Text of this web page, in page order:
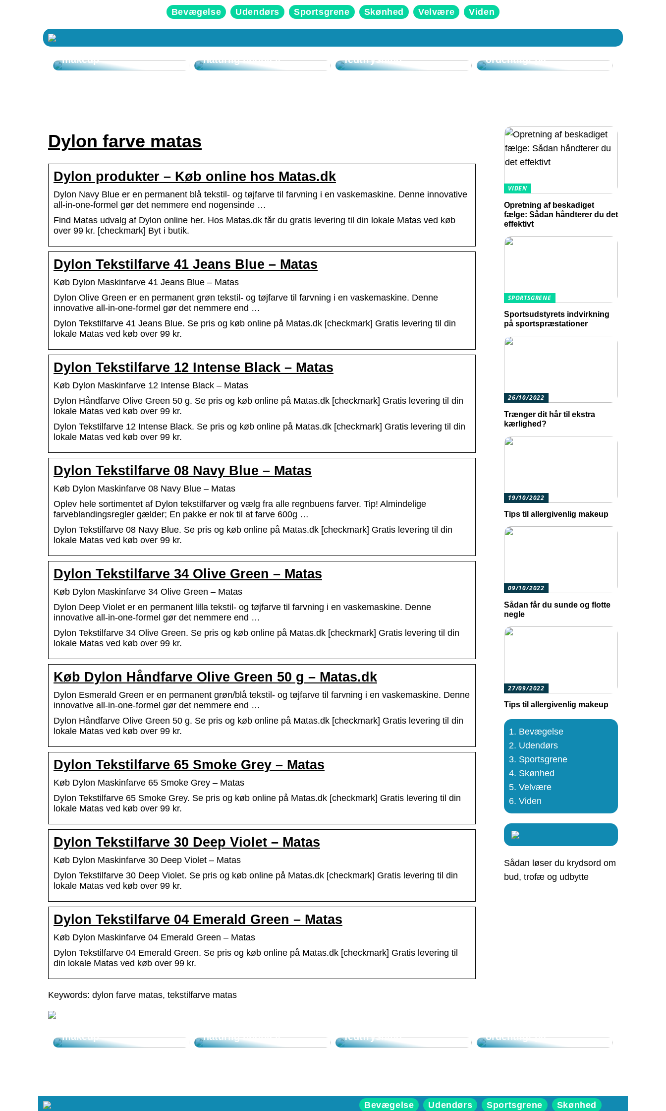
Bevægelse Udendørs Sportsgrene Skønhed Velvære Viden
Tips til allergivenlig
makeup
Få smuk hud med
naturlig hudpleje
Sådan fungerer en
fedtfrysning
Sådan klæder du dig
ordentligt på
Dylon farve matas
Dylon produkter – Køb online hos Matas.dk
Dylon Navy Blue er en permanent blå tekstil- og tøjfarve til farvning i en vaskemaskine. Denne innovative
all-in-one-formel gør det nemmere end nogensinde …
Find Matas udvalg af Dylon online her. Hos Matas.dk får du gratis levering til din lokale Matas ved køb
over 99 kr. [checkmark] Byt i butik.
Dylon Tekstilfarve 41 Jeans Blue – Matas
Køb Dylon Maskinfarve 41 Jeans Blue – Matas
Dylon Olive Green er en permanent grøn tekstil- og tøjfarve til farvning i en vaskemaskine. Denne
innovative all-in-one-formel gør det nemmere end …
Dylon Tekstilfarve 41 Jeans Blue. Se pris og køb online på Matas.dk [checkmark] Gratis levering til din
lokale Matas ved køb over 99 kr.
Dylon Tekstilfarve 12 Intense Black – Matas
Køb Dylon Maskinfarve 12 Intense Black – Matas
Dylon Håndfarve Olive Green 50 g. Se pris og køb online på Matas.dk [checkmark] Gratis levering til din
lokale Matas ved køb over 99 kr.
Dylon Tekstilfarve 12 Intense Black. Se pris og køb online på Matas.dk [checkmark] Gratis levering til din
lokale Matas ved køb over 99 kr.
Dylon Tekstilfarve 08 Navy Blue – Matas
Køb Dylon Maskinfarve 08 Navy Blue – Matas
Oplev hele sortimentet af Dylon tekstilfarver og vælg fra alle regnbuens farver. Tip! Almindelige
farveblandingsregler gælder; En pakke er nok til at farve 600g …
Dylon Tekstilfarve 08 Navy Blue. Se pris og køb online på Matas.dk [checkmark] Gratis levering til din
lokale Matas ved køb over 99 kr.
Dylon Tekstilfarve 34 Olive Green – Matas
Køb Dylon Maskinfarve 34 Olive Green – Matas
Dylon Deep Violet er en permanent lilla tekstil- og tøjfarve til farvning i en vaskemaskine. Denne
innovative all-in-one-formel gør det nemmere end …
Dylon Tekstilfarve 34 Olive Green. Se pris og køb online på Matas.dk [checkmark] Gratis levering til din
lokale Matas ved køb over 99 kr.
Køb Dylon Håndfarve Olive Green 50 g – Matas.dk
Dylon Esmerald Green er en permanent grøn/blå tekstil- og tøjfarve til farvning i en vaskemaskine. Denne
innovative all-in-one-formel gør det nemmere end …
Dylon Håndfarve Olive Green 50 g. Se pris og køb online på Matas.dk [checkmark] Gratis levering til din
lokale Matas ved køb over 99 kr.
Dylon Tekstilfarve 65 Smoke Grey – Matas
Køb Dylon Maskinfarve 65 Smoke Grey – Matas
Dylon Tekstilfarve 65 Smoke Grey. Se pris og køb online på Matas.dk [checkmark] Gratis levering til din
lokale Matas ved køb over 99 kr.
Dylon Tekstilfarve 30 Deep Violet – Matas
Køb Dylon Maskinfarve 30 Deep Violet – Matas
Dylon Tekstilfarve 30 Deep Violet. Se pris og køb online på Matas.dk [checkmark] Gratis levering til din
lokale Matas ved køb over 99 kr.
Dylon Tekstilfarve 04 Emerald Green – Matas
Køb Dylon Maskinfarve 04 Emerald Green – Matas
Dylon Tekstilfarve 04 Emerald Green. Se pris og køb online på Matas.dk [checkmark] Gratis levering til
din lokale Matas ved køb over 99 kr.
Keywords: dylon farve matas, tekstilfarve matas
VIDEN
Opretning af beskadiget
fælge: Sådan håndterer du det
effektivt
SPORTSGRENE
Sportsudstyrets indvirkning
på sportspræstationer
26/10/2022
Trænger dit hår til ekstra
kærlighed?
19/10/2022
Tips til allergivenlig makeup
09/10/2022
Sådan får du sunde og flotte
negle
27/09/2022
Tips til allergivenlig makeup
Bevægelse
Udendørs
Sportsgrene
Skønhed
Velvære
Viden
Sådan løser du krydsord om
bud, trofæ og udbytte
makeup
naturlig hudpleje
fedtfrysning
ordentligt på
Bevægelse Udendørs Sportsgrene Skønhed